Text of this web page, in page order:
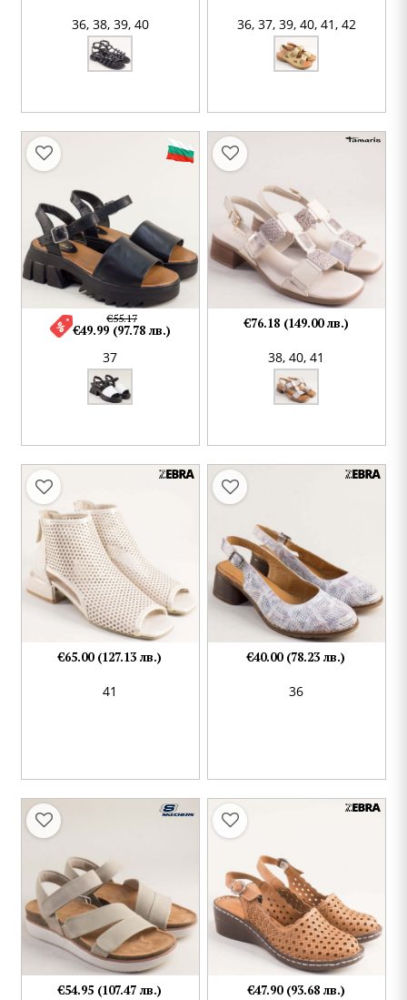
36, 38, 39, 40 36, 37, 39, 40, 41, 42
37
€55.17
€49.99 (97.78 лв.)
38,40,41
€76.18 (149.00 лв.)
41
€65.00 (127.13 лв.)
36
€40.00 (78.23 лв.)
€54.95 (107.47 лв.) €47.90 (93.68 лв.)